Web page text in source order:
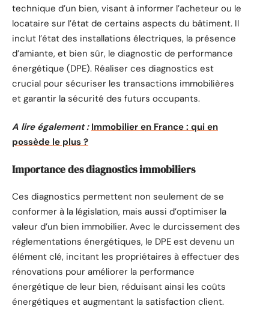
technique d’un bien, visant à informer l’acheteur ou le
locataire sur l’état de certains aspects du bâtiment. Il
inclut l’état des installations électriques, la présence
d’amiante, et bien sûr, le diagnostic de performance
énergétique (DPE). Réaliser ces diagnostics est
crucial pour sécuriser les transactions immobilières
et garantir la sécurité des futurs occupants.
A lire également : Immobilier en France : qui en
possède le plus ?
Importance des diagnostics immobiliers
Ces diagnostics permettent non seulement de se
conformer à la législation, mais aussi d’optimiser la
valeur d’un bien immobilier. Avec le durcissement des
réglementations énergétiques, le DPE est devenu un
élément clé, incitant les propriétaires à effectuer des
rénovations pour améliorer la performance
énergétique de leur bien, réduisant ainsi les coûts
énergétiques et augmentant la satisfaction client.